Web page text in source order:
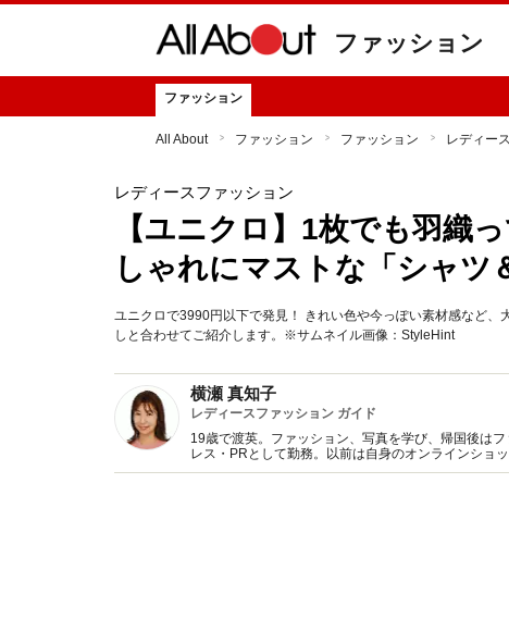
ファッション
ファッション
All About ファッション ファッション レディー
レディースファッション
【ユニクロ】1枚でも羽織
しゃれにマストな「シャツ
ユニクロで3990円以下で発見！ きれい色や今っぽい素材感など
しと合わせてご紹介します。※サムネイル画像：StyleHint
横瀬 真知子
レディースファッション ガイド
19歳で渡英。ファッション、写真を学び、帰国後は
レス・PRとして勤務。以前は自身のオンラインショ
得た知識をもとに、フレッシュなファッション情報を